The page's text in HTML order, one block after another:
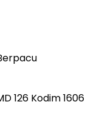
126 Kodim 1606